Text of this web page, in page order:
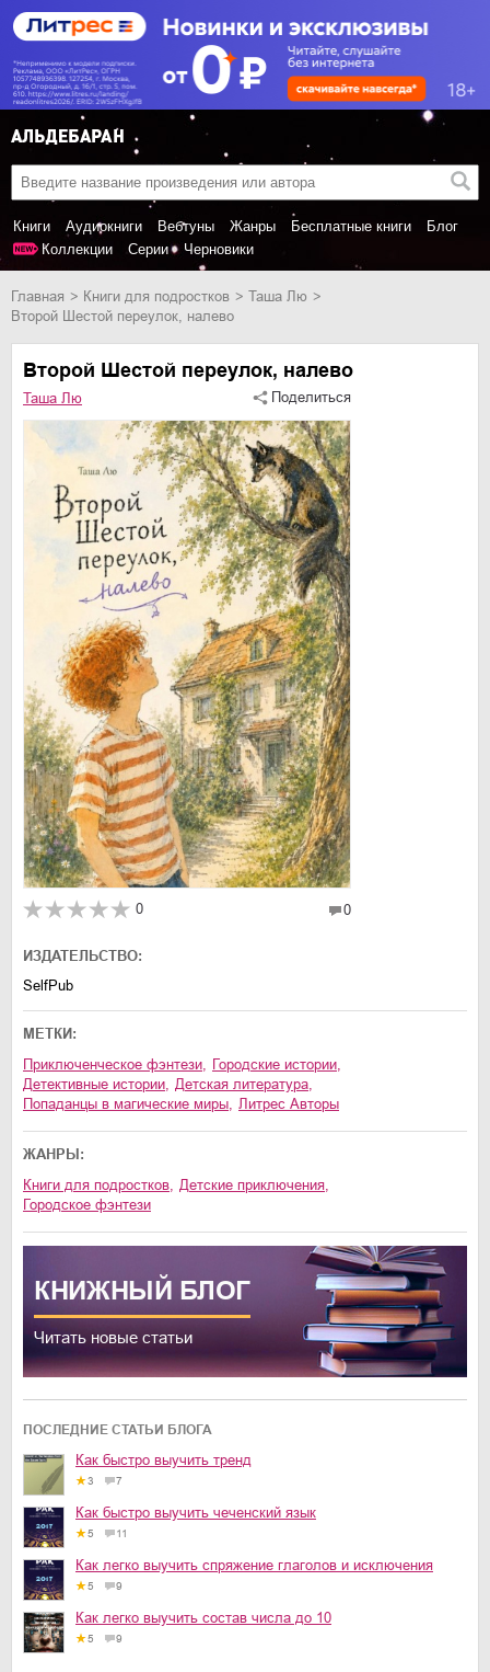
Книги Аудиокниги Вебтуны Жанры Бесплатные книги
Блог
Коллекции
Серии Черновики
Главная книги для подростков
Таша Лю
Второй Шестой переулок, налево
Второй Шестой переулок, налево
Таша Лю Поделиться
0 0
ИЗДАТЕЛЬСТВО:
SelfPub
МЕТКИ:
приключенческое фэнтези, городские истории,
детективные истории, детская литература,
попаданцы в магические миры, Литрес Авторы
ЖАНРЫ:
книги для подростков, детские приключения,
городское фэнтези
КНИЖНЫЙ БЛОГ
Читать новые статьи
ПОСЛЕДНИЕ СТАТЬИ БЛОГА
Как быстро выучить тренд
3 7
Как быстро выучить чеченский язык
5 11
Как легко выучить спряжение глаголов и исключения
5 9
Как легко выучить состав числа до 10
5 9